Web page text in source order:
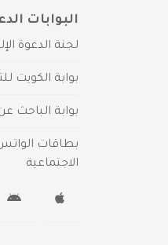
البوابات
لجنة الدعوة
بوابة الكويت
بوابة الباحث
بطاقات
الاجتماعية